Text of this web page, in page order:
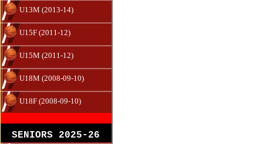
U13M (2013-14)
U15F (2011-12)
U15M (2011-12)
U18M (2008-09-10)
U18F (2008-09-10)
SENIORS 2025-26